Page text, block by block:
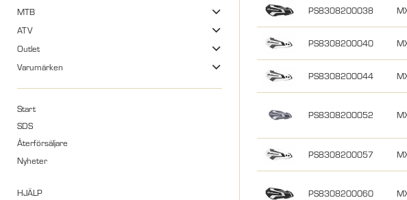
MTB
ATV
Outlet
Varumärken
Start
SDS
Återförsäljare
Nyheter
HJÄLP
PS8308200038
PS8308200040
PS8308200044
PS8308200052
PS8308200057
PS8308200060